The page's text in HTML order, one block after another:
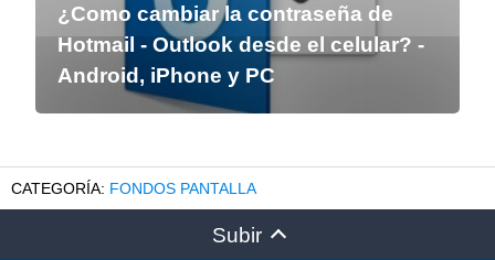
¿Como cambiar la contraseña de
Hotmail - Outlook desde el celular? -
Android, iPhone y PC
FONDOS PANTALLA
Subir